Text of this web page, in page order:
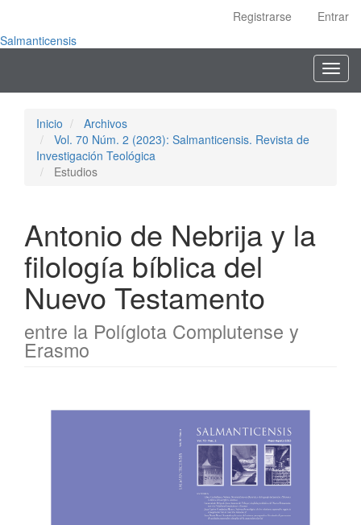
Contenido
Registrarse
Entrar
Salmanticensis
Inicio
Archivos
Vol. 70 Núm. 2 (2023): Salmanticensis. Revista de
Investigación Teológica
Estudios
Antonio de Nebrija y la
filología bíblica del
Nuevo Testamento
entre la Políglota Complutense y
Erasmo
lateral